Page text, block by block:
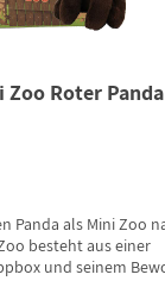
Zoo Roter Panda
Panda als Mini Zoo
besteht aus einer
und seinem